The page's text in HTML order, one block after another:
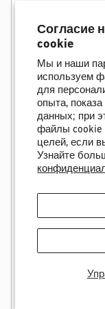
Согласие
cookie
Мы и наши
используем
для
опыта,
данных; при
файлы cookie
целей, если
Узнайте
выстегнитесь.
(AutoBack